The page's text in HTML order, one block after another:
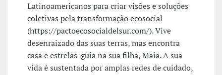
Latinoamericanos para criar visões e soluções
coletivas pela transformação ecosocial
(https://pactoecosocialdelsur.com/). Vive
desenraizado das suas terras, mas encontra
casa e estrelas-guia na sua filha, Maia. A sua
vida é sustentada por amplas redes de cuidado,